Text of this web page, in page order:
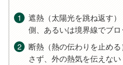
遮熱（太陽光を跳ね返す）
側、あるいは境界線でブロ
断熱（熱の伝わりを止める
さず、外の熱気を伝えない